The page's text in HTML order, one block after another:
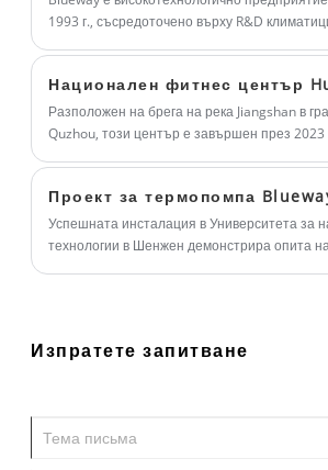
разгледат забележителности и да се
-вода Blueway, включваща около 20
гореща вода за търговски цели и 30
висока температура.
1993 г., съсредоточено върху R&D
високоефективни енергоспестяващи
Разположен на брега на река Jiangshan в
Quzhou, този център е завършен през 2023
Успешната инсталация в Университета за
технологии в Шенжен демонстрира опита
Изпратете запитване